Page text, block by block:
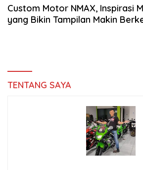
Custom Motor NMAX, Inspirasi
yang Bikin Tampilan Makin
TENTANG SAYA